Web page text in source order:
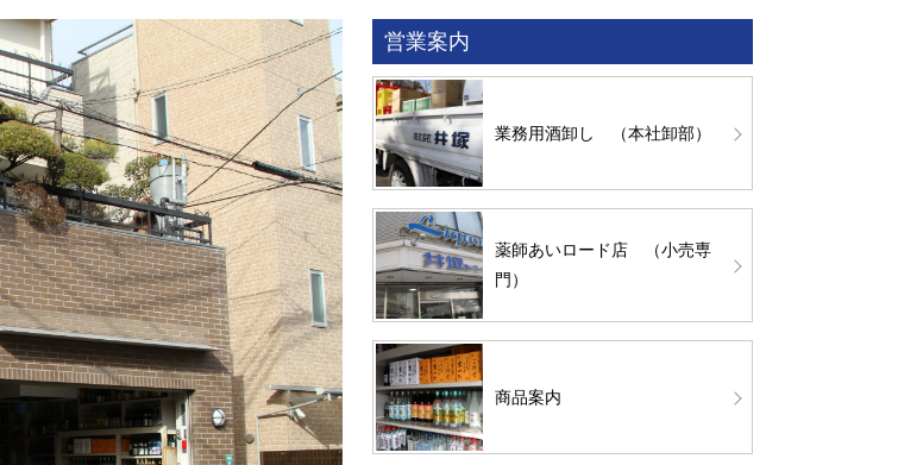
営業案内
業務用酒卸し （本社卸部）
薬師あいロード店 （小売専
門）
商品案内